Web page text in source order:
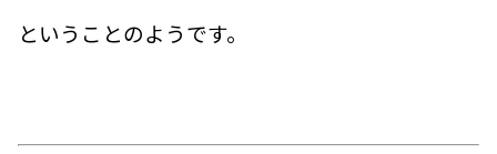
ということのようです。